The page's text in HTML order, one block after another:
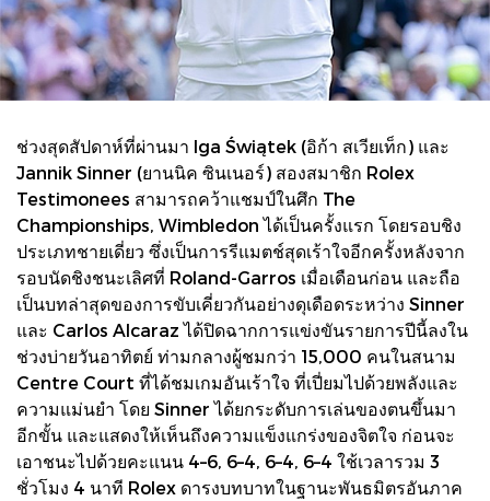
ช่วงสุดสัปดาห์ที่ผ่านมา Iga Świątek (อิก้า สเวียเท็ก) และ
Jannik Sinner (ยานนิค ซินเนอร์) สองสมาชิก Rolex
Testimonees สามารถคว้าแชมป์ในศึก The
Championships, Wimbledon ได้เป็นครั้งแรก โดยรอบชิง
ประเภทชายเดี่ยว ซึ่งเป็นการรีแมตช์สุดเร้าใจอีกครั้งหลังจาก
รอบนัดชิงชนะเลิศที่ Roland-Garros เมื่อเดือนก่อน และถือ
เป็นบทล่าสุดของการขับเคี่ยวกันอย่างดุเดือดระหว่าง Sinner
และ Carlos Alcaraz ได้ปิดฉากการแข่งขันรายการปีนี้ลงใน
ช่วงบ่ายวันอาทิตย์ ท่ามกลางผู้ชมกว่า 15,000 คนในสนาม
Centre Court ที่ได้ชมเกมอันเร้าใจ ที่เปี่ยมไปด้วยพลังและ
ความแม่นยำ โดย Sinner ได้ยกระดับการเล่นของตนขึ้นมา
อีกขั้น และแสดงให้เห็นถึงความแข็งแกร่งของจิตใจ ก่อนจะ
เอาชนะไปด้วยคะแนน 4–6, 6–4, 6–4, 6–4 ใช้เวลารวม 3
ชั่วโมง 4 นาที Rolex ดารงบทบาทในฐานะพันธมิตรอันภาค